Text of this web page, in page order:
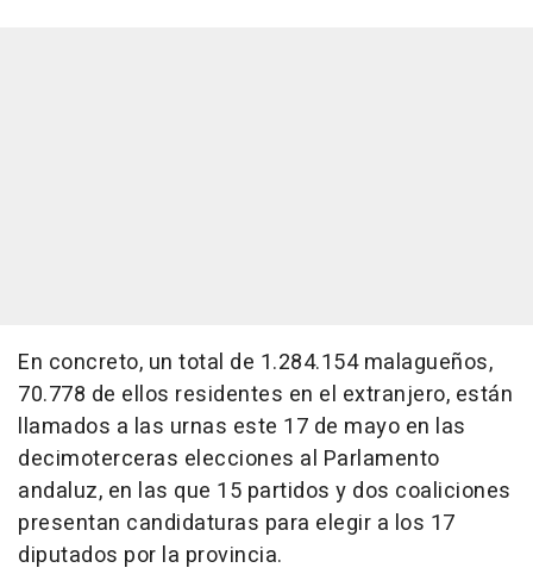
En concreto, un total de 1.284.154 malagueños,
70.778 de ellos residentes en el extranjero, están
llamados a las urnas este 17 de mayo en las
decimoterceras elecciones al Parlamento
andaluz, en las que 15 partidos y dos coaliciones
presentan candidaturas para elegir a los 17
diputados por la provincia.